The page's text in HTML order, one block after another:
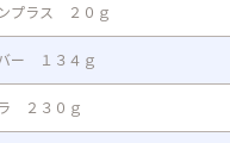
プラス ２０ｇ
ー １３４ｇ
２３０ｇ